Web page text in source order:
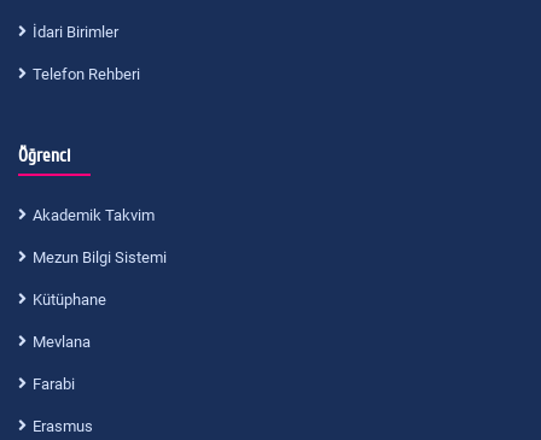
İdari Birimler
Telefon Rehberi
Öğrenci
Akademik Takvim
Mezun Bilgi Sistemi
Kütüphane
Mevlana
Farabi
Erasmus